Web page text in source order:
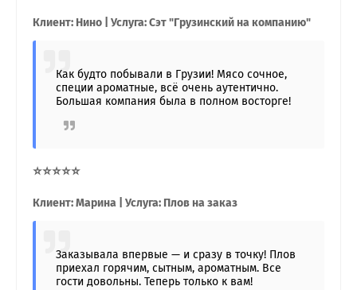
Клиент: Нино | Услуга: Сэт "Грузинский на компанию"
Как будто побывали в Грузии! Мясо сочное,
специи ароматные, всё очень аутентично.
Большая компания была в полном восторге!
⭐⭐⭐⭐⭐
Клиент: Марина | Услуга: Плов на заказ
Заказывала впервые — и сразу в точку! Плов
приехал горячим, сытным, ароматным. Все
гости довольны. Теперь только к вам!